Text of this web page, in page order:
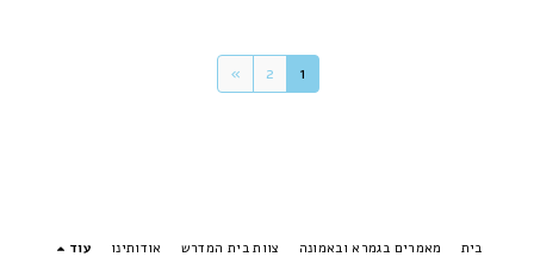
1
2
»
בית מאמרים בגמרא ובאמונה צוות בית המדרש אודותינו עוד